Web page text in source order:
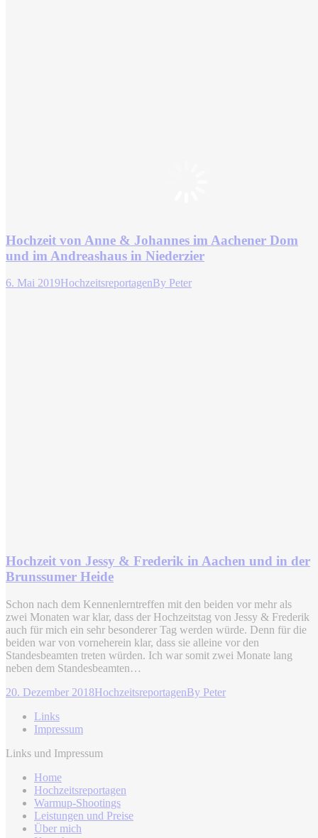
Hochzeit von Anne & Johannes im Aachener Dom
und im Andreashaus in Niederzier
6. Mai 2019HochzeitsreportagenBy Peter
Hochzeit von Jessy & Frederik in Aachen und in der
Brunssumer Heide
Schon nach dem Kennenlerntreffen mit den beiden vor mehr als
zwei Monaten war klar, dass der Hochzeitstag von Jessy & Frederik
auch für mich ein sehr besonderer Tag werden würde. Denn für die
beiden war von vorneherein klar, dass sie alleine vor den
Standesbeamten treten würden. Ich war somit zwei Monate lang
neben dem Standesbeamten…
20. Dezember 2018HochzeitsreportagenBy Peter
Links
Impressum
Links und Impressum
Home
Hochzeitsreportagen
Warmup-Shootings
Leistungen und Preise
Über mich